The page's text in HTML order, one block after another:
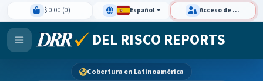
$ 0.00 (0) Español Acceso de clientes
DEL RISCO REPORTS
Cobertura en Latinoamérica